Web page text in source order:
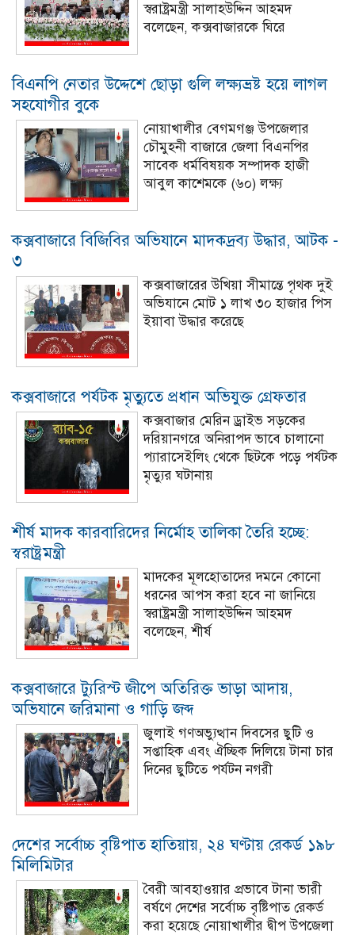
স্বরাষ্ট্রমন্ত্রী সালাহউদ্দিন আহমদ
বলেছেন, কক্সবাজারকে ঘিরে
বিএনপি নেতার উদ্দেশে ছোড়া গুলি লক্ষ্যভ্রষ্ট হয়ে লাগল
সহযোগীর বুকে
নোয়াখালীর বেগমগঞ্জ উপজেলার
চৌমুহনী বাজারে জেলা বিএনপির
সাবেক ধর্মবিষয়ক সম্পাদক হাজী
আবুল কাশেমকে (৬০) লক্ষ্য
কক্সবাজারে বিজিবির অভিযানে মাদকদ্রব্য উদ্ধার, আটক -
৩
কক্সবাজারের উখিয়া সীমান্তে পৃথক দুই
অভিযানে মোট ১ লাখ ৩০ হাজার পিস
ইয়াবা উদ্ধার করেছে
কক্সবাজারে পর্যটক মৃত্যুতে প্রধান অভিযুক্ত গ্রেফতার
কক্সবাজার মেরিন ড্রাইভ সড়কের
দরিয়ানগরে অনিরাপদ ভাবে চালানো
প্যারাসেইলিং থেকে ছিটকে পড়ে পর্যটক
মৃত্যুর ঘটানায়
শীর্ষ মাদক কারবারিদের নির্মোহ তালিকা তৈরি হচ্ছে:
স্বরাষ্ট্রমন্ত্রী
মাদকের মূলহোতাদের দমনে কোনো
ধরনের আপস করা হবে না জানিয়ে
স্বরাষ্ট্রমন্ত্রী সালাহউদ্দিন আহমদ
বলেছেন, শীর্ষ
কক্সবাজারে ট্যুরিস্ট জীপে অতিরিক্ত ভাড়া আদায়,
অভিযানে জরিমানা ও গাড়ি জব্দ
জুলাই গণঅভ্যুত্থান দিবসের ছুটি ও
সপ্তাহিক এবং ঐচ্ছিক দিলিয়ে টানা চার
দিনের ছুটিতে পর্যটন নগরী
দেশের সর্বোচ্চ বৃষ্টিপাত হাতিয়ায়, ২৪ ঘণ্টায় রেকর্ড ১৯৮
মিলিমিটার
বৈরী আবহাওয়ার প্রভাবে টানা ভারী
বর্ষণে দেশের সর্বোচ্চ বৃষ্টিপাত রেকর্ড
করা হয়েছে নোয়াখালীর দ্বীপ উপজেলা